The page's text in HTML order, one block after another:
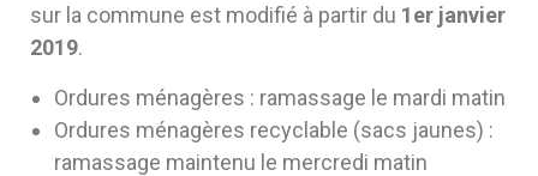
sur la commune est modifié à partir du 1er janvier
2019.
Ordures ménagères : ramassage le mardi matin
Ordures ménagères recyclable (sacs jaunes) :
ramassage maintenu le mercredi matin